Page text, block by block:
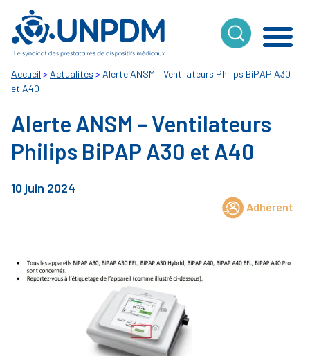
Accueil > Actualités > Alerte ANSM – Ventilateurs Philips BiPAP A30
et A40
Alerte ANSM – Ventilateurs
Philips BiPAP A30 et A40
10 juin 2024
Adhérent